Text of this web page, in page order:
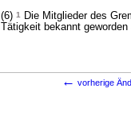
(6) 1
Die Mitglieder des
Tätigkeit bekannt geworden
← vorherige